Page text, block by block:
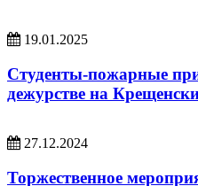
19.01.2025
Студенты-пожарные
дежурстве на
27.12.2024
Торжественное